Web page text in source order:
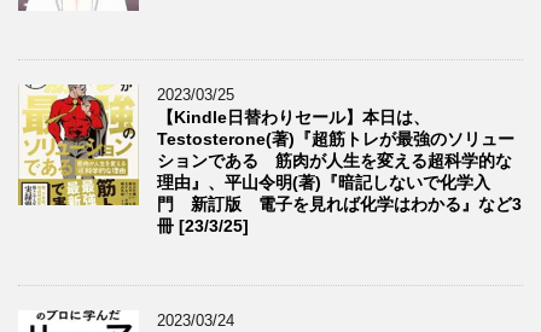
2023/03/25
【Kindle日替わりセール】本日は、
Testosterone(著)『超筋トレが最強のソリュー
ションである 筋肉が人生を変える超科学的な
理由』、平山令明(著)『暗記しないで化学入
門 新訂版 電子を見れば化学はわかる』など3
冊 [23/3/25]
2023/03/24